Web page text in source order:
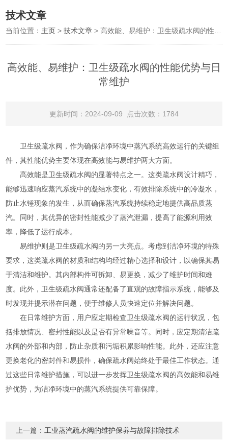
技术文章
当前位置： 主页 >技术文章 > 高效能、易维护：卫生级疏水阀的性能优势与日常维护
高效能、易维护：卫生级疏水阀的性能优势与日
常维护
更新时间：2024-09-09 点击次数：1784
卫生级疏水阀，作为确保洁净环境中蒸汽系统高效运行的关键组
件，其性能优势主要体现在高效能与易维护两大方面。
高效能是卫生级疏水阀的显著特点之一。这类疏水阀设计精巧，
能够迅速响应蒸汽系统中的凝结水变化，有效排除系统中的冷凝水，
防止水锤现象的发生，从而确保蒸汽系统持续稳定地提供高品质蒸
汽。同时，其优异的密封性能减少了蒸汽泄漏，提高了能源利用效
率，降低了运行成本。
易维护则是卫生级疏水阀的另一大亮点。考虑到洁净环境的特殊
要求，这类疏水阀的材质和结构均经过精心选择和设计，以确保其易
于清洁和维护。其内部构件可拆卸、易更换，减少了维护时间和难
度。此外，卫生级疏水阀通常还配备了直观的故障指示系统，能够及
时发现并提示潜在问题，便于维修人员快速定位并解决问题。
在日常维护方面，用户应定期检查卫生级疏水阀的运行状况，包
括排放情况、密封性能以及是否有异常噪音等。同时，应定期清洁疏
水阀的外部和内部，防止杂质和污垢积累影响性能。此外，还应注意
更换老化的密封件和易损件，确保疏水阀始终处于最佳工作状态。通
过这些日常维护措施，可以进一步发挥卫生级疏水阀的高效能和易维
护优势，为洁净环境中的蒸汽系统提供可靠保障。
上一篇： 工业蒸汽疏水阀的维护保养与故障排除技术